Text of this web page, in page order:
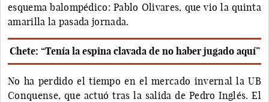
esquema balompédico: Pablo Olivares, que vio la quinta
amarilla la pasada jornada.
Chete: “Tenía la espina clavada de no haber jugado aquí”
No ha perdido el tiempo en el mercado invernal la UB
Conquense, que actuó tras la salida de Pedro Inglés. El